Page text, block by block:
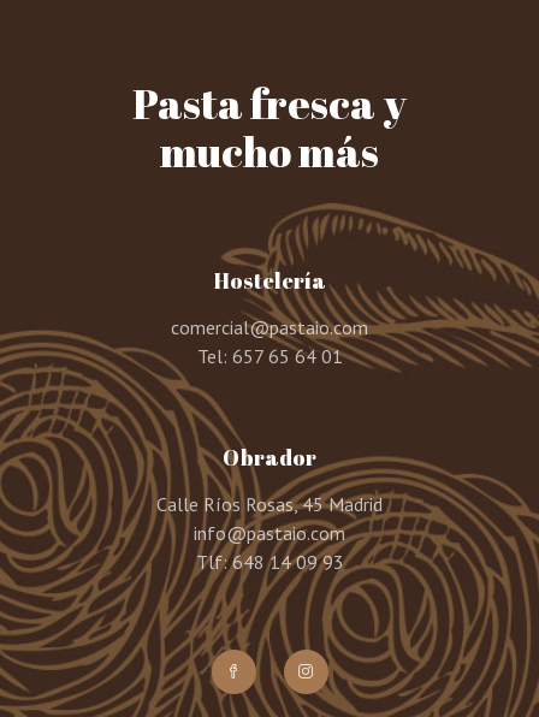
Pasta fresca y
mucho más
Hostelería
comercial@pastaio.com
Tel: 657 65 64 01
Obrador
Calle Ríos Rosas, 45 Madrid
info@pastaio.com
Tlf: 648 14 09 93